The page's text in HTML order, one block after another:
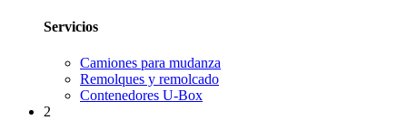
Servicios
Camiones para mudanza
Remolques y remolcado
Contenedores U-Box
2